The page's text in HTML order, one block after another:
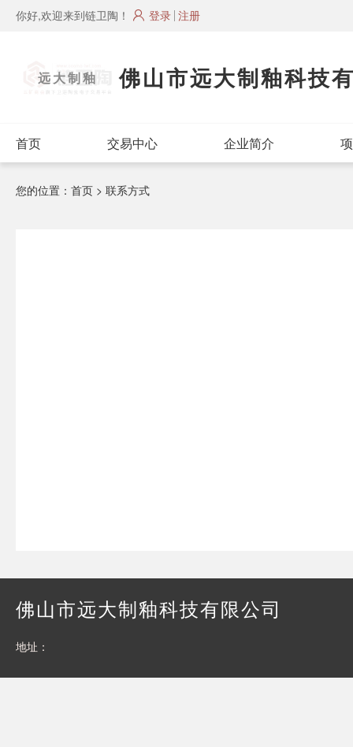
你好,欢迎来到链卫陶！ 登录 注册
远大制釉 佛山市远大制釉科技
首页 交易中心 企业简介
您的位置： 首页 > 联系方式
佛山市远大制釉科技有限公司
地址：